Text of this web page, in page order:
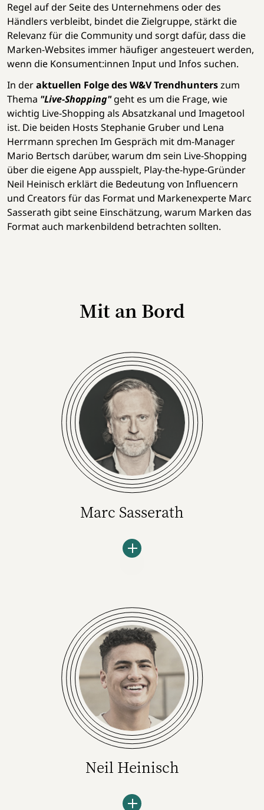
Regel auf der Seite des Unternehmens oder des
Händlers verbleibt, bindet die Zielgruppe, stärkt die
Relevanz für die Community und sorgt dafür, dass die
Marken-Websites immer häufiger angesteuert werden,
wenn die Konsument:innen Input und Infos suchen.
In deraktuellen Folge des W&V Trendhunterszum
Thema "Live-Shopping"geht es um die Frage, wie
wichtig Live-Shopping als Absatzkanal und Imagetool
ist. Die beiden Hosts Stephanie Gruber und Lena
Herrmann sprechen Im Gespräch mit dm-Manager
Mario Bertsch darüber, warum dm sein Live-Shopping
über die eigene App ausspielt, Play-the-hype-Gründer
Neil Heinisch erklärt die Bedeutung von Influencern
und Creators für das Format und Markenexperte Marc
Sasserath gibt seine Einschätzung, warum Marken das
Format auch markenbildend betrachten sollten.
Mit an Bord
Marc Sasserath
Sasserath+. Er war unter anderem CEO von
Publicis Sasserath Brand Consultancy,
Executive Chairman der UDG United Digital
Group und Strategiechef von McCann und
BBDO.
Neil Heinisch